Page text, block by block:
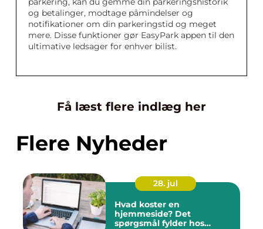
og betalinger, modtage påmindelser og
notifikationer om din parkeringstid og meget
mere. Disse funktioner gør EasyPark appen til den
ultimative ledsager for enhver bilist.
Få læst flere indlæg her
Flere Nyheder
28. jul
Hvad koster en
hjemmeside? Det
spørgsmål fylder hos